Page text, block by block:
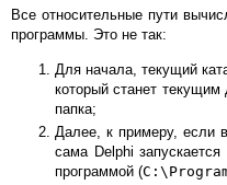
Все относительные пути
программы. Это не так:
Для начала, текущий
который станет
папка;
Далее, к примеру, если
сама Delphi
программой (